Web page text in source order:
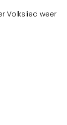
Volkslied weer